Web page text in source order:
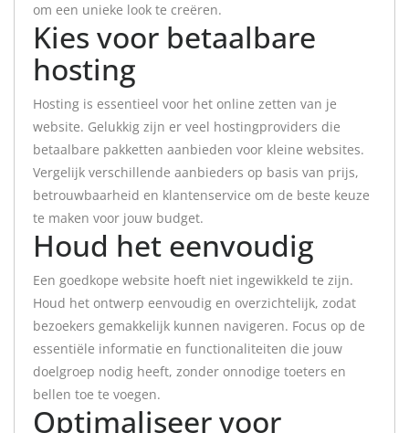
om een unieke look te creëren.
Kies voor betaalbare
hosting
Hosting is essentieel voor het online zetten van je
website. Gelukkig zijn er veel hostingproviders die
betaalbare pakketten aanbieden voor kleine websites.
Vergelijk verschillende aanbieders op basis van prijs,
betrouwbaarheid en klantenservice om de beste keuze
te maken voor jouw budget.
Houd het eenvoudig
Een goedkope website hoeft niet ingewikkeld te zijn.
Houd het ontwerp eenvoudig en overzichtelijk, zodat
bezoekers gemakkelijk kunnen navigeren. Focus op de
essentiële informatie en functionaliteiten die jouw
doelgroep nodig heeft, zonder onnodige toeters en
bellen toe te voegen.
Optimaliseer voor